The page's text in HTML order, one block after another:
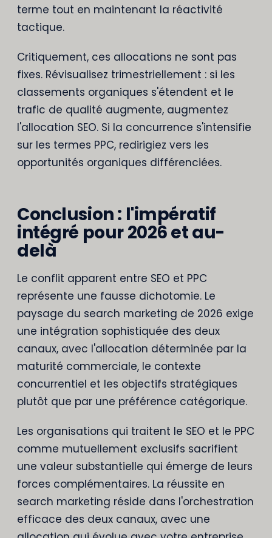
terme tout en maintenant la réactivité
tactique.
Critiquement, ces allocations ne sont pas
fixes. Révisualisez trimestriellement : si les
classements organiques s'étendent et le
trafic de qualité augmente, augmentez
l'allocation SEO. Si la concurrence s'intensifie
sur les termes PPC, redirigiez vers les
opportunités organiques différenciées.
Conclusion : l'impératif
intégré pour 2026 et au-
delà
Le conflit apparent entre SEO et PPC
représente une fausse dichotomie. Le
paysage du search marketing de 2026 exige
une intégration sophistiquée des deux
canaux, avec l'allocation déterminée par la
maturité commerciale, le contexte
concurrentiel et les objectifs stratégiques
plutôt que par une préférence catégorique.
Les organisations qui traitent le SEO et le PPC
comme mutuellement exclusifs sacrifient
une valeur substantielle qui émerge de leurs
forces complémentaires. La réussite en
search marketing réside dans l'orchestration
efficace des deux canaux, avec une